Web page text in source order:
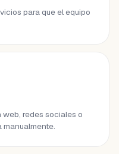
para que el equipo
redes sociales o